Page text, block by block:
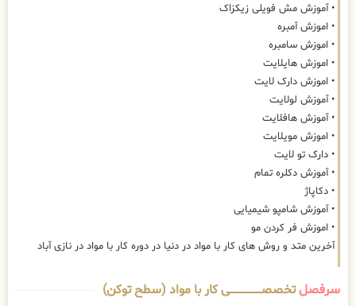
• آموزش مش فویلی زیکزاک
• اموزش آمبره
• اموزش سامبره
• اموزش هایلایت
• اموزش دارک لایت
• آموزش لولایت
• آموزش هافلایت
• اموزش مویلایت
• دارک تو لایت
• آموزش دکلره تمام
• دکاپاژ
• آموزش شامپو شیمیایی
• اموزش فر کردن مو
آخرین متد و روش های کار با مواد در دنیا در دوره کار با مواد در نازی آباد
سرفصلتخصصــــــــــــــــــــی کار با مواد (سطح توکن)